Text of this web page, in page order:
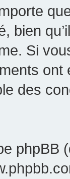
bien
Si
ont
des
phpBB